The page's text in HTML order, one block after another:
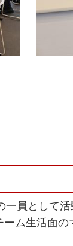
員として
ム生活面